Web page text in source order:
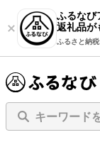
ふるなび
返礼品が
ふるさと納税
キーワード